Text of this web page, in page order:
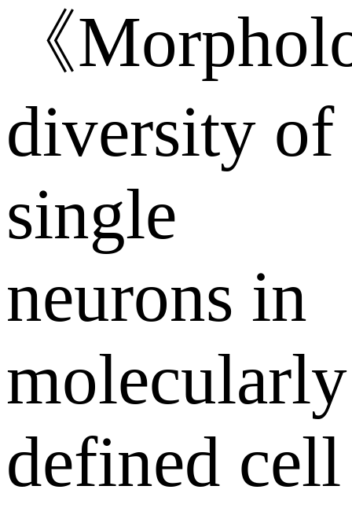
《
diversity of
single
neurons in
molecularly
defined cell